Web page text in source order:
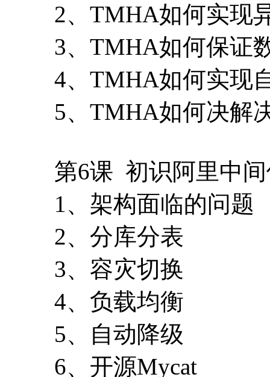
2、TMHA如何实现
3、TMHA如何保证
4、TMHA如何实现
5、TMHA如何决解
第6课 初识阿里中
1、架构面临的问题
2、分库分表
3、容灾切换
4、负载均衡
5、自动降级
6、开源Mycat